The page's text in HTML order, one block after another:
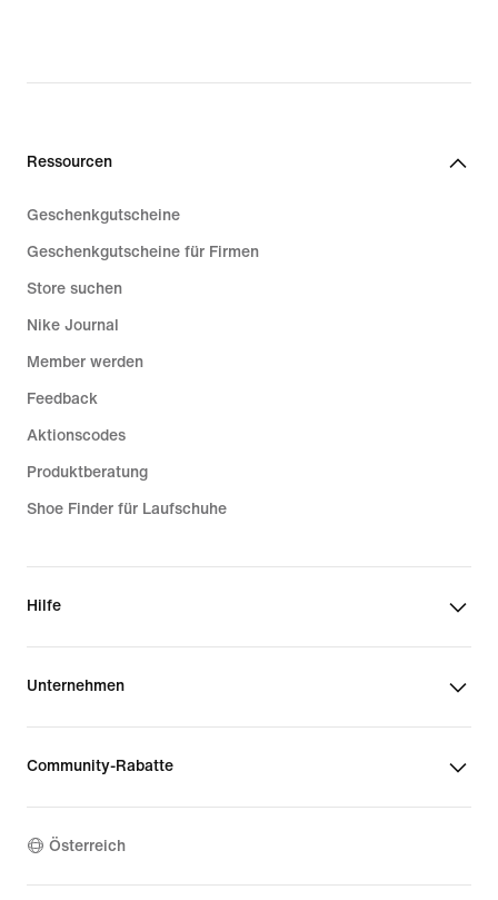
Ressourcen
Geschenkgutscheine
Geschenkgutscheine für Firmen
Store suchen
Nike Journal
Member werden
Feedback
Aktionscodes
Produktberatung
Shoe Finder für Laufschuhe
Hilfe
Unternehmen
Community-Rabatte
Österreich